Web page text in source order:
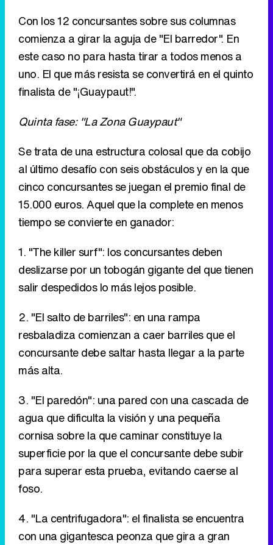
Con los 12 concursantes sobre sus columnas
comienza a girar la aguja de "El barredor". En
este caso no para hasta tirar a todos menos a
uno. El que más resista se convertirá en el quinto
finalista de "¡Guaypaut!".
Quinta fase: "La Zona Guaypaut"
Se trata de una estructura colosal que da cobijo
al último desafío con seis obstáculos y en la que
cinco concursantes se juegan el premio final de
15.000 euros. Aquel que la complete en menos
tiempo se convierte en ganador:
1. "The killer surf": los concursantes deben
deslizarse por un tobogán gigante del que tienen
salir despedidos lo más lejos posible.
2. "El salto de barriles": en una rampa
resbaladiza comienzan a caer barriles que el
concursante debe saltar hasta llegar a la parte
más alta.
3. "El paredón": una pared con una cascada de
agua que dificulta la visión y una pequeña
cornisa sobre la que caminar constituye la
superficie por la que el concursante debe subir
para superar esta prueba, evitando caerse al
foso.
4. "La centrifugadora": el finalista se encuentra
con una gigantesca peonza que gira a gran